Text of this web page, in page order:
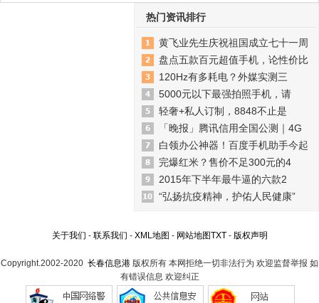
热门资讯排行
黄飞业先生庆祝祖国成立七十一周
盘点五款百元超值手机，论性价比
120Hz有多耗电？外媒实测三
5000元以下最强拍照手机，请
轻奢+私人订制，8848不止是
「晚报」腾讯信用全国公测｜4G
白领办公神器！百度手机助手今起
完爆红米？售价不足300元的4
2015年下半年最牛逼的六款2
“弘扬抗疫精神，护佑人民健康”
关于我们 - 联系我们 - XML地图 - 网站地图TXT- 版权声明
Copyright.2002-2020 长春信息港 版权所有 本网拒绝一切非法行为 欢迎监督举报 如
有错误信息 欢迎纠正